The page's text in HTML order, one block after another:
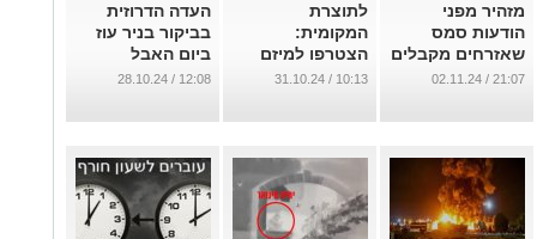
מזהיר מפני
הודעות סמס
שאזרחים מקבלים
ונועדו לגרום
...
21:07 / 02.11.24
לתוצרת
המקומית:
הצטרפו למיזם
'הענתיות' ותמכו
והערבה
10:13 / 31.10.24
העדה הדרוזית
בביקור בניר עוז
ביום האבל
הלאומי
12:08 / 28.10.24